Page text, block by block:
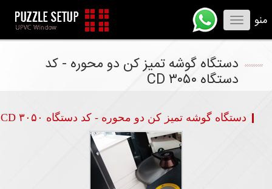
منو
Toggle
navigation
دستگاه گوشه تمیز کن دو محوره - کد
دستگاه CD ۳۰۵۰
دستگاه گوشه تمیز کن دو محوره - کد دستگاه CD ۳۰۵۰